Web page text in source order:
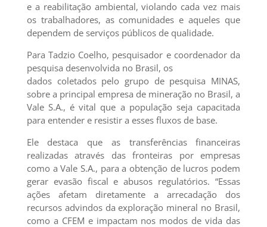
e a reabilitação ambiental, violando cada vez mais
os trabalhadores, as comunidades e aqueles que
dependem de serviços públicos de qualidade.
Para Tadzio Coelho, pesquisador e coordenador da
pesquisa desenvolvida no Brasil, os
dados coletados pelo grupo de pesquisa MINAS,
sobre a principal empresa de mineração no Brasil, a
Vale S.A., é vital que a população seja capacitada
para entender e resistir a esses fluxos de base.
Ele destaca que as transferências financeiras
realizadas através das fronteiras por empresas
como a Vale S.A., para a obtenção de lucros podem
gerar evasão fiscal e abusos regulatórios. “Essas
ações afetam diretamente a arrecadação dos
recursos advindos da exploração mineral no Brasil,
como a CFEM e impactam nos modos de vida das